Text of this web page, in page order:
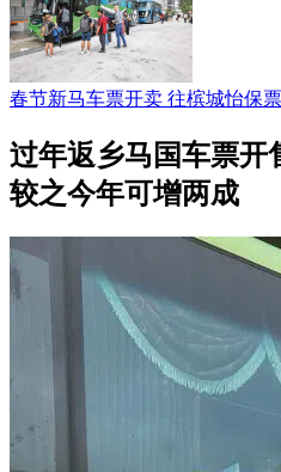
春节新马车票开卖 往槟城怡保
过年返乡马国车票开
较之今年可增两成